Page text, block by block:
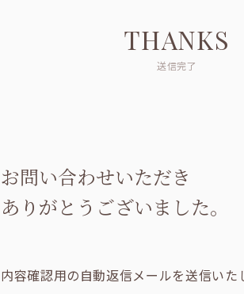
THANKS
送信完了
お問い合わせいただき
ありがとうございました。
内容確認用の自動返信メールを送信いた